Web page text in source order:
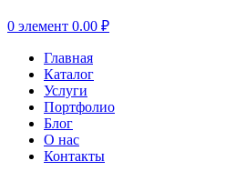
0 элемент 0.00 ₽
Главная
Каталог
Услуги
Портфолио
Блог
О нас
Контакты